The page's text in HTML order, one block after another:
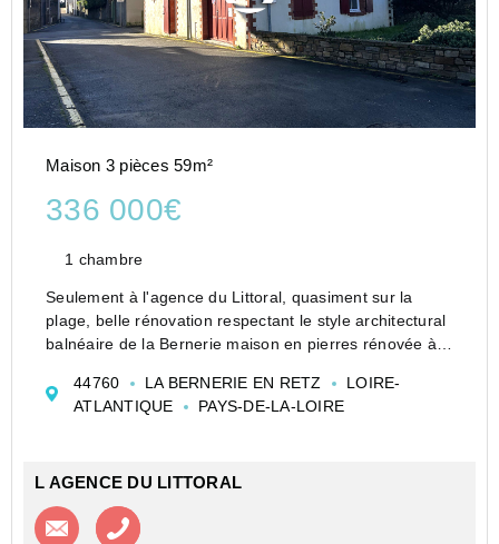
Maison 3 pièces 59m²
336 000€
1 chambre
Seulement à l'agence du Littoral, quasiment sur la
plage, belle rénovation respectant le style architectural
balnéaire de la Bernerie maison en pierres rénovée à
plafond 2.67m, pierres apparentes, déga...
44760 LA BERNERIE EN RETZ
LOIRE-
ATLANTIQUE
PAYS-DE-LA-LOIRE
L AGENCE DU LITTORAL
Contacter l'agence